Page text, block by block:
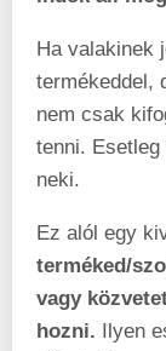
Ha valakinek
termékeddel,
nem csak
tenni.
neki.
Ez alól egy
terméked/
vagy
hozni. Ilyen